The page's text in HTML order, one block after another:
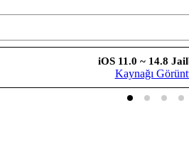
iOS 11.0 ~ 14.8
Kaynağı